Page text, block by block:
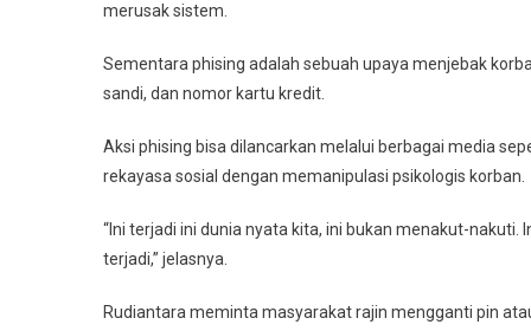
merusak sistem.
Sementara phising adalah sebuah upaya menjebak
sandi, dan nomor kartu kredit.
Aksi phising bisa dilancarkan melalui berbagai media
rekayasa sosial dengan memanipulasi psikologis korban.
“Ini terjadi ini dunia nyata kita, ini bukan menakut-
terjadi,” jelasnya.
Rudiantara meminta masyarakat rajin mengganti pin